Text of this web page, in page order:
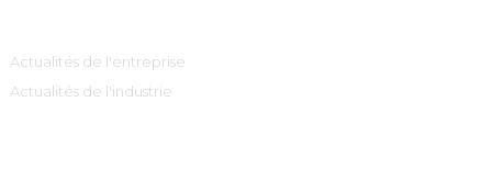
Actualités de l'entreprise
Actualités de l'industrie